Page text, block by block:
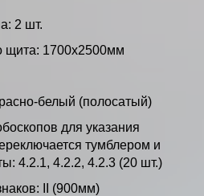
2 шт.
щита: 1700х2500мм
белый (полосатый)
для указания
тумблером и
4.2.1, 4.2.2, 4.2.3 (20 шт.)
II (900мм)